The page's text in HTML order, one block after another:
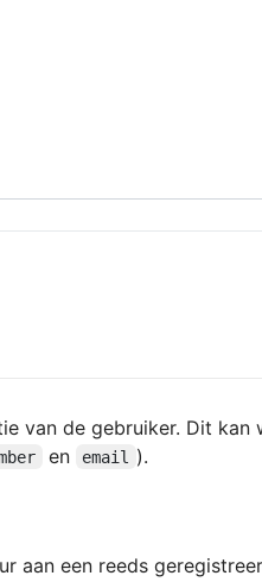
van de gebruiker. Dit kan
en email ).
aan een reeds